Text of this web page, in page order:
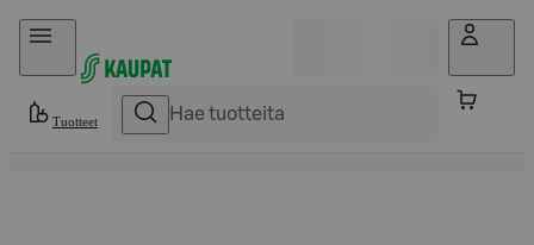
Hyppää sisältöön
Tuotteet